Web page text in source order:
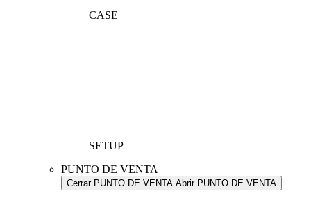
CASE
SETUP
PUNTO DE VENTA
Cerrar PUNTO DE VENTA Abrir PUNTO DE VENTA